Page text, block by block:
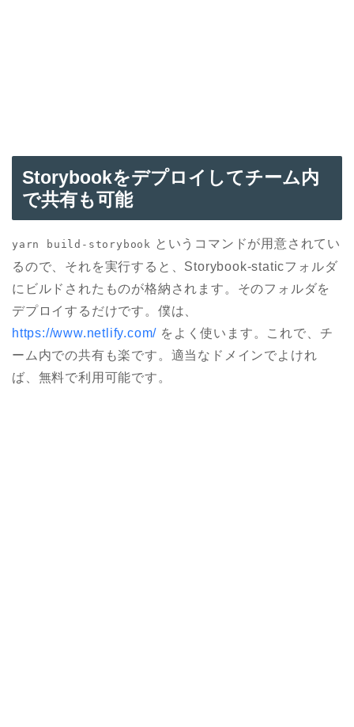
Storybookをデプロイしてチーム内
で共有も可能
yarn build-storybook
というコマンドが用意されてい
るので、それを実行すると、Storybook-staticフォルダ
にビルドされたものが格納されます。そのフォルダを
デプロイするだけです。僕は、
https://www.netlify.com/ をよく使います。これで、チ
ーム内での共有も楽です。適当なドメインでよけれ
ば、無料で利用可能です。